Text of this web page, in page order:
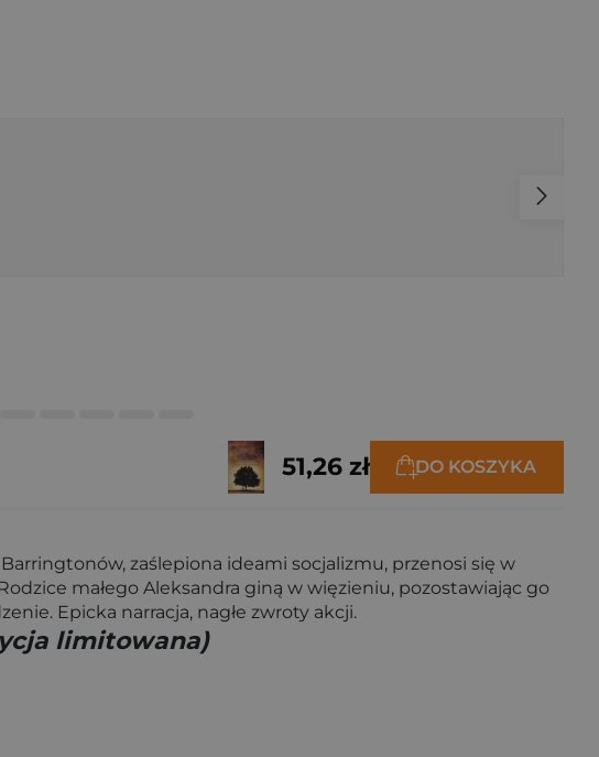
51,26 zł DO KOSZYKA
zaślepiona ideami socjalizmu, przenosi się w
małego Aleksandra giną w więzieniu, pozostawiając go
Epicka narracja, nagłe zwroty akcji.
limitowana)